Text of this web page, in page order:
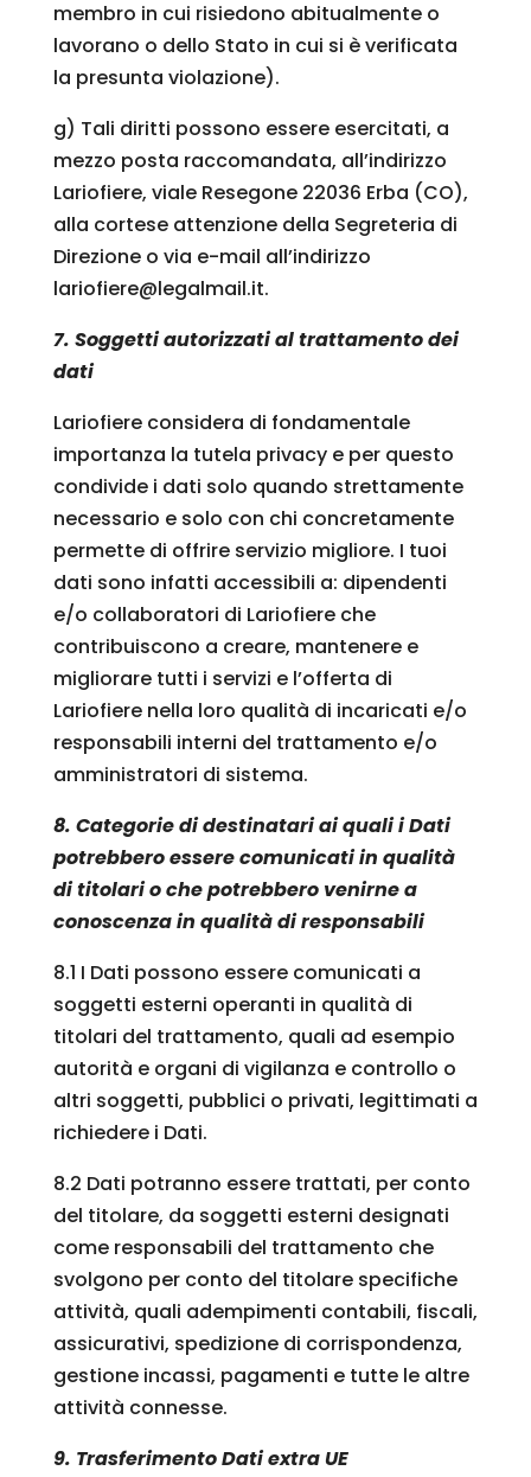
membro in cui risiedono abitualmente o
lavorano o dello Stato in cui si è verificata
la presunta violazione).
g) Tali diritti possono essere esercitati, a
mezzo posta raccomandata, all’indirizzo
Lariofiere, viale Resegone 22036 Erba (CO),
alla cortese attenzione della Segreteria di
Direzione o via e-mail all’indirizzo
lariofiere@legalmail.it.
7. Soggetti autorizzati al trattamento dei
dati
Lariofiere considera di fondamentale
importanza la tutela privacy e per questo
condivide i dati solo quando strettamente
necessario e solo con chi concretamente
permette di offrire servizio migliore. I tuoi
dati sono infatti accessibili a: dipendenti
e/o collaboratori di Lariofiere che
contribuiscono a creare, mantenere e
migliorare tutti i servizi e l’offerta di
Lariofiere nella loro qualità di incaricati e/o
responsabili interni del trattamento e/o
amministratori di sistema.
8. Categorie di destinatari ai quali i Dati
potrebbero essere comunicati in qualità
di titolari o che potrebbero venirne a
conoscenza in qualità di responsabili
8.1 I Dati possono essere comunicati a
soggetti esterni operanti in qualità di
titolari del trattamento, quali ad esempio
autorità e organi di vigilanza e controllo o
altri soggetti, pubblici o privati, legittimati a
richiedere i Dati.
8.2 Dati potranno essere trattati, per conto
del titolare, da soggetti esterni designati
come responsabili del trattamento che
svolgono per conto del titolare specifiche
attività, quali adempimenti contabili, fiscali,
assicurativi, spedizione di corrispondenza,
gestione incassi, pagamenti e tutte le altre
attività connesse.
9. Trasferimento Dati extra UE